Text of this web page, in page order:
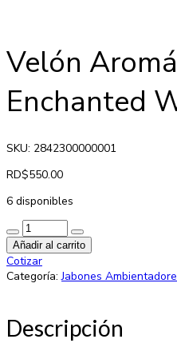
Velón
Enchanted
SKU: 2842300000001
RD$550.00
6 disponibles
Añadir al carrito
Cotizar
Categoría:Jabones
Descripción